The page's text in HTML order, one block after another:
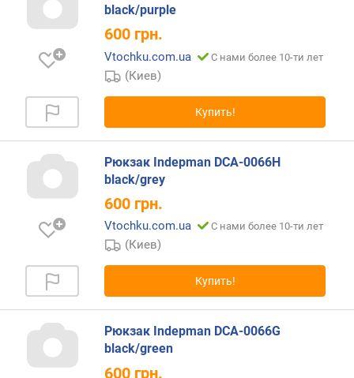
д
о
е
и
й
с
т
и
п
black/purple
600 грн.
Vtochku.com.ua С нами более 10-ти лет
(Киев)
Купить!
Рюкзак Indepman DCA-0066H
black/grey
600 грн.
Vtochku.com.ua С нами более 10-ти лет
(Киев)
Купить!
Рюкзак Indepman DCA-0066G
black/green
600 грн.